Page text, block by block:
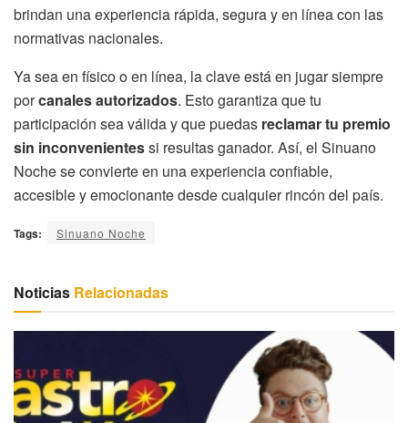
brindan una experiencia rápida, segura y en línea con las
normativas nacionales.
Ya sea en físico o en línea, la clave está en jugar siempre
porcanales autorizados. Esto garantiza que tu
participación sea válida y que puedas reclamar tu premio
sin inconvenientessi resultas ganador. Así, el Sinuano
Noche se convierte en una experiencia confiable,
accesible y emocionante desde cualquier rincón del país.
Tags: Sinuano Noche
Noticias Relacionadas